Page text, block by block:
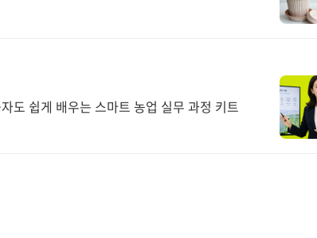
도 쉽게 배우는 스마트 농업 실무 과정 키트